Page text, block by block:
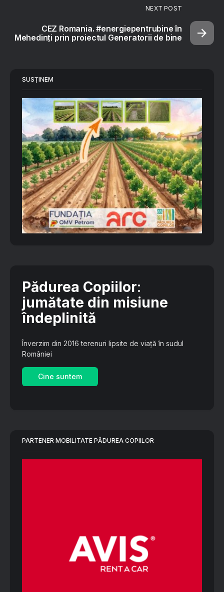
NEXT POST
CEZ Romania. #energiepentrubine în
Mehedinți prin proiectul Generatorii de bine
SUSȚINEM
Pădurea Copiilor:
jumătate din misiune
îndeplinită
Înverzim din 2016 terenuri lipsite de viață în sudul
României
Cine suntem
PARTENER MOBILITATE PĂDUREA COPIILOR